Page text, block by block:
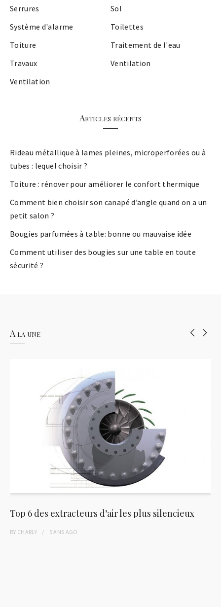
Serrures
Sol
Système d'alarme
Toilettes
Toiture
Traitement de l'eau
Travaux
Ventilation
Ventilation
Articles récents
Rideau métallique à lames pleines, microperforées ou à
tubes : lequel choisir ?
Toiture : rénover pour améliorer le confort thermique
Comment bien choisir son canapé d’angle quand on a un
petit salon ?
Bougies parfumées à table: bonne ou mauvaise idée
Comment utiliser des bougies sur une table en toute
sécurité ?
A la une
Top 6 des extracteurs d’air les plus silencieux
BY CHARLY 5 ANS AGO